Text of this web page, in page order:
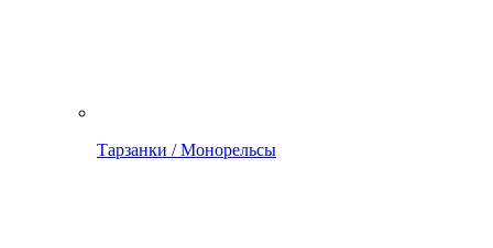
Тарзанки / Монорельсы